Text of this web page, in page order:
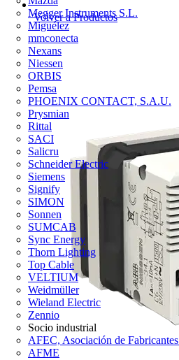
Megger Instruments S.L.
Miguélez
mmconecta
Nexans
Niessen
ORBIS
Pemsa
PHOENIX CONTACT, S.A.U.
Prysmian
Rittal
SACI
Salicru
Schneider Electric
Siemens
Signify
SIMON
Sonnen
SUMCAB
Sync Energy
Thorn Lighting
Top Cable
VELTIUM
Weidmüller
Wieland Electric
Zennio
Socio industrial
AFEC, Asociación de
AFME
Volver a Productos